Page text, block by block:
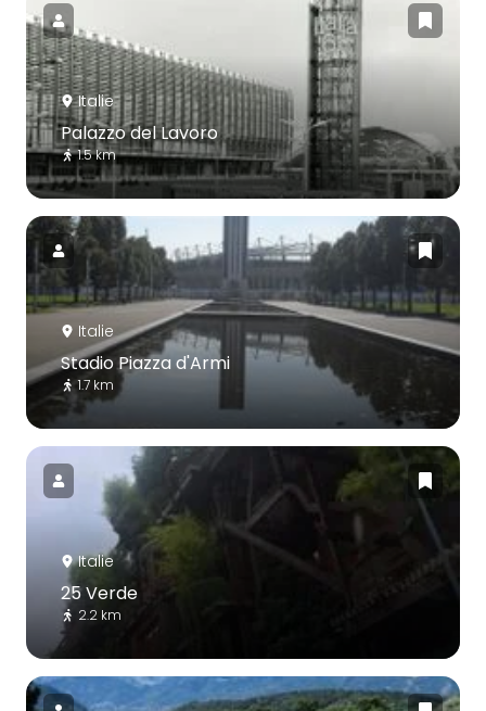
Italie
Palazzo del Lavoro
1.5 km
Italie
Stadio Piazza d'Armi
1.7 km
Italie
25 Verde
2.2 km